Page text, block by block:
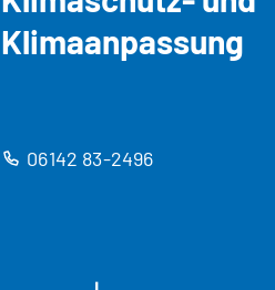
Klimaanpassung
06142 83-2496